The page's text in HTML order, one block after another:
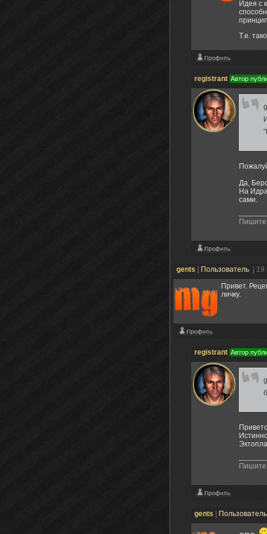
Идея с
Т.е.
registrant Автор
Да,
На
сами.
Пишите
gents Пользователь
|
Привет.
личку.
registrant Автор
Пишите
gents